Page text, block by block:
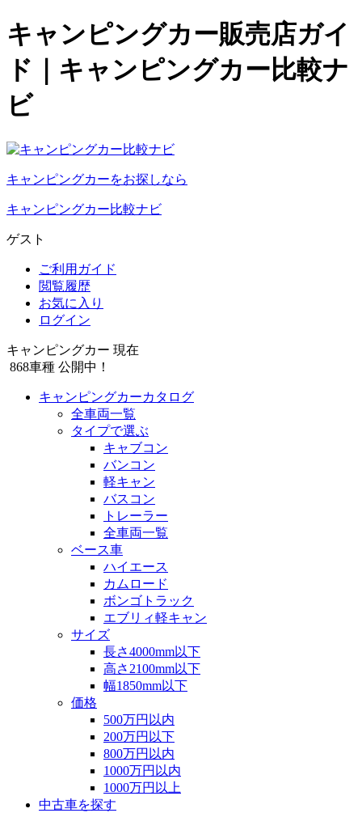
キャンピングカー販売店ガイ
ド｜キャンピングカー比較ナ
ビ
キャンピングカーをお探しなら
キャンピングカー比較ナビ
ゲスト
ご利用ガイド
閲覧履歴
お気に入り
ログイン
キャンピングカー 現在
868車種 公開中！
キャンピングカーカタログ
全車両一覧
タイプで選ぶ
キャブコン
バンコン
軽キャン
バスコン
トレーラー
全車両一覧
ベース車
ハイエース
カムロード
ボンゴトラック
エブリィ軽キャン
サイズ
長さ4000mm以下
高さ2100mm以下
幅1850mm以下
価格
500万円以内
200万円以下
800万円以内
1000万円以内
1000万円以上
中古車を探す